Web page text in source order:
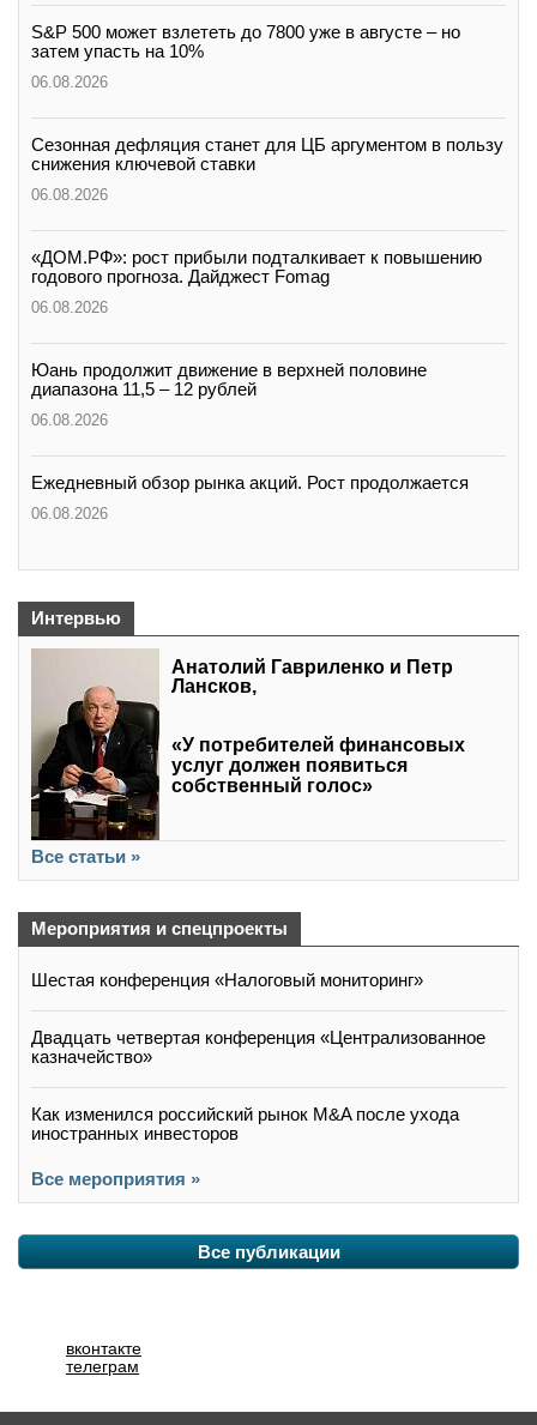
S&P 500 может взлететь до 7800 уже в августе – но
затем упасть на 10%
06.08.2026
Сезонная дефляция станет для ЦБ аргументом в пользу
снижения ключевой ставки
06.08.2026
«ДОМ.РФ»: рост прибыли подталкивает к повышению
годового прогноза. Дайджест Fomag
06.08.2026
Юань продолжит движение в верхней половине
диапазона 11,5 – 12 рублей
06.08.2026
Ежедневный обзор рынка акций. Рост продолжается
06.08.2026
Интервью
Анатолий Гавриленко и Петр
Лансков,
«У потребителей финансовых
услуг должен появиться
собственный голос»
Все статьи »
Мероприятия и спецпроекты
Шестая конференция «Налоговый мониторинг»
Двадцать четвертая конференция «Централизованное
казначейство»
Как изменился российский рынок M&A после ухода
иностранных инвесторов
Все мероприятия »
Все публикации
вконтакте
телеграм